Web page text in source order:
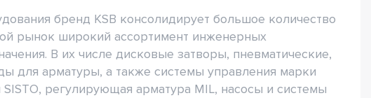
бренд KSB консолидирует большое количество
рынок широкий ассортимент инженерных
В их числе дисковые затворы, пневматические,
для арматуры, а также системы управления марки
регулирующая арматура MIL, насосы и системы